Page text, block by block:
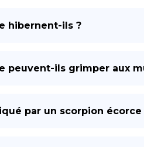
hibernent-ils ?
peuvent-ils grimper aux
par un scorpion écorce